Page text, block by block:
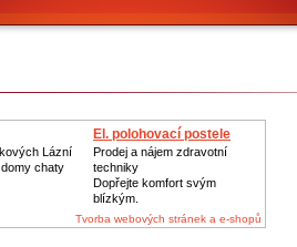
Lázní
chaty
El. polohovací postele
Prodej a nájem zdravotní
techniky
Dopřejte komfort svým
blízkým.
Tvorba webových stránek a e-shopů